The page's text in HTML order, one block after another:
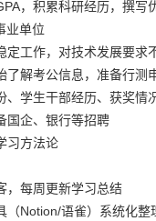
，积累科研经历，撰写
业单位
定工作，对技术发展要求
了解考公信息，准备行测
、学生干部经历、获奖情
国企、银行等招聘
习方法论
，每周更新学习总结
（Notion/语雀）系统化整